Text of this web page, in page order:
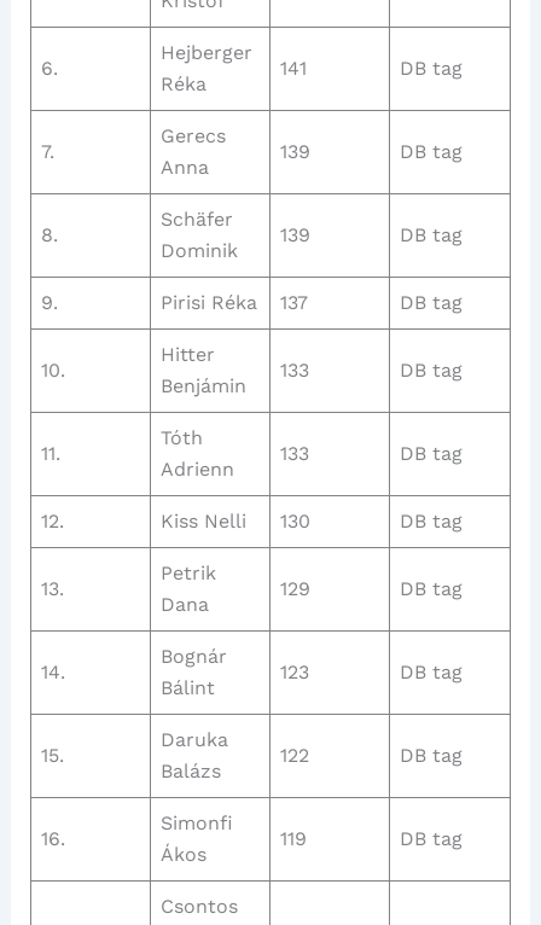
6.
Hejberger
Réka
141 DB tag
7.
Gerecs
Anna
139 DB tag
8.
Schäfer
Dominik
139 DB tag
9. Pirisi Réka 137 DB tag
10.
Hitter
Benjámin
133 DB tag
11.
Tóth
Adrienn
133 DB tag
12. Kiss Nelli 130 DB tag
13.
Petrik
Dana
129 DB tag
14.
Bognár
Bálint
123 DB tag
15.
Daruka
Balázs
122 DB tag
16.
Simonfi
Ákos
119 DB tag
Csontos